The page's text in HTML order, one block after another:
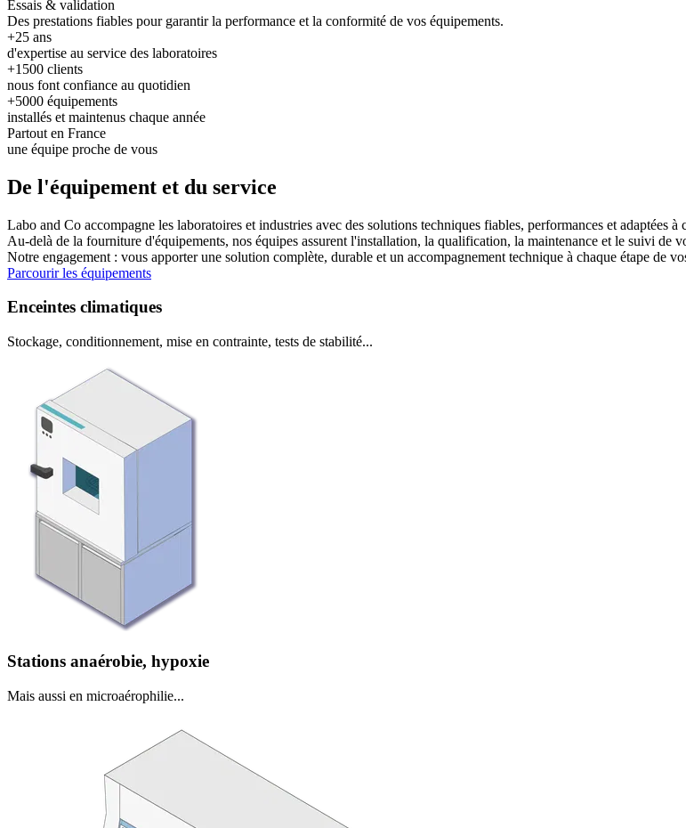
Essais & validation
Des prestations fiables pour garantir la performance et la conformité de vos équipements.
+25 ans
d'expertise au service des laboratoires
+1500 clients
nous font confiance au quotidien
+5000 équipements
installés et maintenus chaque année
Partout en France
une équipe proche de vous
De l'équipement et du service
Labo and Co accompagne les laboratoires et industries avec des solutions techniques fiables, performances et adaptées à
Au-delà de la fourniture d'équipements, nos équipes assurent l'installation, la qualification, la maintenance et le suivi de
Notre engagement : vous apporter une solution complète, durable et un accompagnement technique à chaque étape de
Parcourir les équipements
Enceintes climatiques
Stockage, conditionnement, mise en contrainte, tests de stabilité...
Stations anaérobie, hypoxie
Mais aussi en microaérophilie...